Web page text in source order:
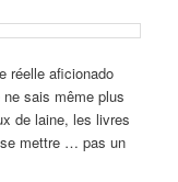
réelle aficionado
sais même plus
de laine, les livres
mettre … pas un